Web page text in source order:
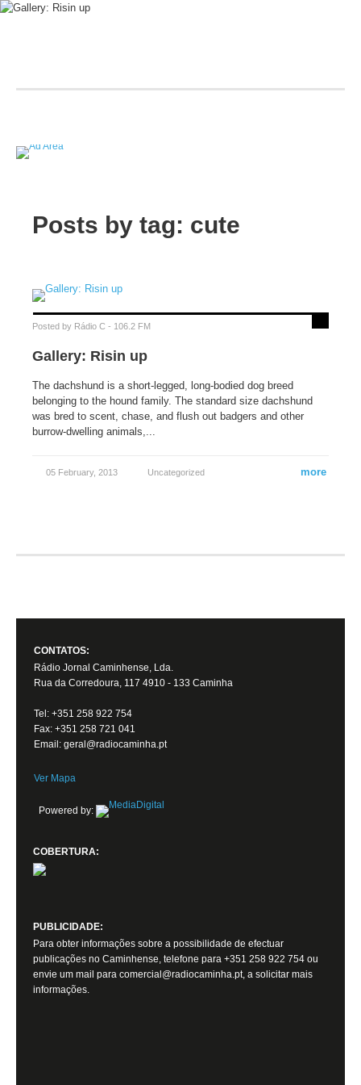
Posts by tag: cute
Posted by Rádio C - 106.2 FM
Gallery: Risin up
The dachshund is a short-legged, long-bodied dog breed
belonging to the hound family. The standard size dachshund
was bred to scent, chase, and flush out badgers and other
burrow-dwelling animals,...
05 February, 2013 Uncategorized more
CONTATOS:
Rádio Jornal Caminhense, Lda.
Rua da Corredoura, 117 4910 - 133 Caminha
Tel: +351 258 922 754
Fax: +351 258 721 041
Email: geral@radiocaminha.pt
Ver Mapa
Powered by:
COBERTURA:
PUBLICIDADE:
Para obter informações sobre a possibilidade de efectuar
publicações no Caminhense, telefone para +351 258 922 754 ou
envie um mail para comercial@radiocaminha.pt, a solicitar mais
informações.